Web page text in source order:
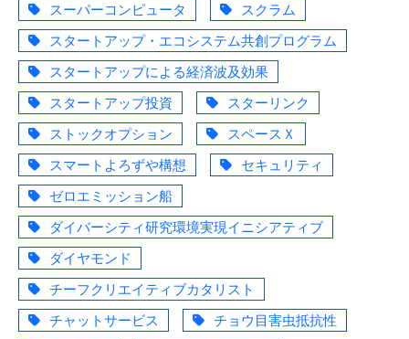
スーパーコンピュータ
スクラム
スタートアップ・エコシステム共創プログラム
スタートアップによる経済波及効果
スタートアップ投資
スターリンク
ストックオプション
スペースＸ
スマートよろずや構想
セキュリティ
ゼロエミッション船
ダイバーシティ研究環境実現イニシアティブ
ダイヤモンド
チーフクリエイティブカタリスト
チャットサービス
チョウ目害虫抵抗性